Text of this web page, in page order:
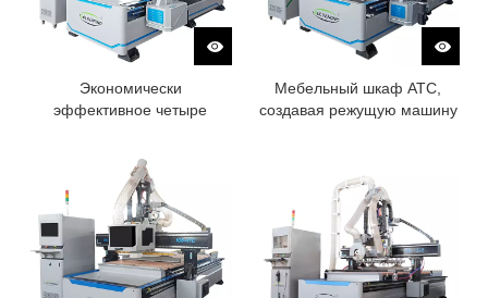
Экономически
эффективное четыре
машины
Мебельный шкаф ATC,
создавая режущую машину